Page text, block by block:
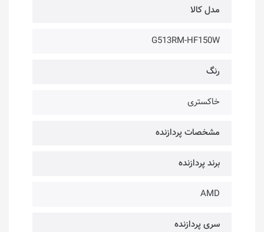
مدل کالا
G513RM-HF150W
رنگ
خاکستری
مشخصات پردازنده
برند پردازنده
AMD
سری پردازنده